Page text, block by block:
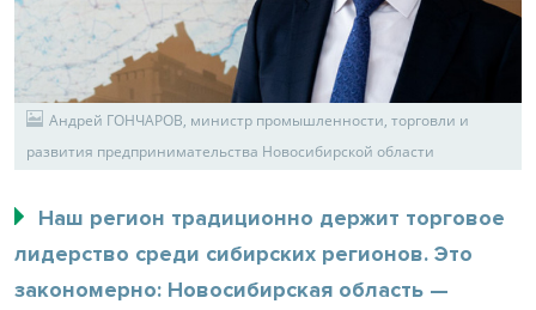
Андрей ГОНЧАРОВ, министр промышленности, торговли и
развития предпринимательства Новосибирской области
Наш регион традиционно держит торговое
лидерство среди сибирских регионов. Это
закономерно: Новосибирская область —